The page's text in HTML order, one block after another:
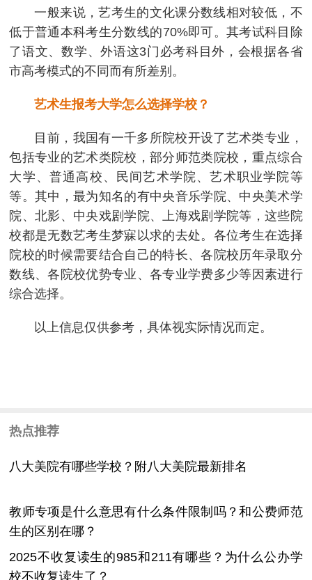
一般来说，艺考生的文化课分数线相对较低，不
低于普通本科考生分数线的70%即可。其考试科目除
了语文、数学、外语这3门必考科目外，会根据各省
市高考模式的不同而有所差别。
艺术生报考大学怎么选择学校？
目前，我国有一千多所院校开设了艺术类专业，
包括专业的艺术类院校，部分师范类院校，重点综合
大学、普通高校、民间艺术学院、艺术职业学院等
等。其中，最为知名的有中央音乐学院、中央美术学
院、北影、中央戏剧学院、上海戏剧学院等，这些院
校都是无数艺考生梦寐以求的去处。各位考生在选择
院校的时候需要结合自己的特长、各院校历年录取分
数线、各院校优势专业、各专业学费多少等因素进行
综合选择。
以上信息仅供参考，具体视实际情况而定。
热点推荐
八大美院有哪些学校？附八大美院最新排名
教师专项是什么意思有什么条件限制吗？和公费师范
生的区别在哪？
2025不收复读生的985和211有哪些？为什么公办学
校不收复读生了？